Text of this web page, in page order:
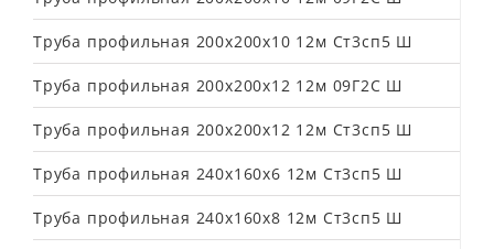
Труба профильная 200х200х10 12м Ст3сп5 Ш
Труба профильная 200х200х12 12м 09Г2С Ш
Труба профильная 200х200х12 12м Ст3сп5 Ш
Труба профильная 240х160х6 12м Ст3сп5 Ш
Труба профильная 240х160х8 12м Ст3сп5 Ш